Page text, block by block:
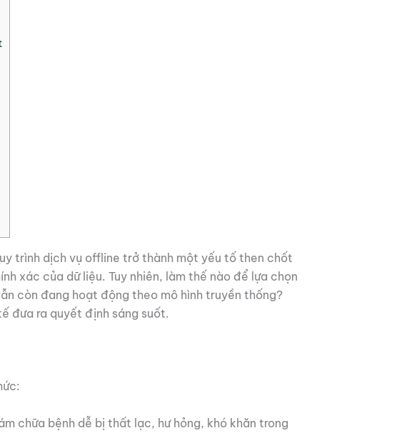
trình dịch vụ offline trở thành một yếu tố then chốt
xác của dữ liệu. Tuy nhiên, làm thế nào để lựa chọn
còn đang hoạt động theo mô hình truyền thống?
đưa ra quyết định sáng suốt.
chữa bệnh dễ bị thất lạc, hư hỏng, khó khăn trong